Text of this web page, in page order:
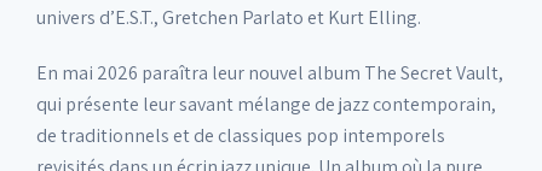
univers d’E.S.T., Gretchen Parlato et Kurt Elling.
En mai 2026 paraîtra leur nouvel album The Secret Vault,
qui présente leur savant mélange de jazz contemporain,
de traditionnels et de classiques pop intemporels